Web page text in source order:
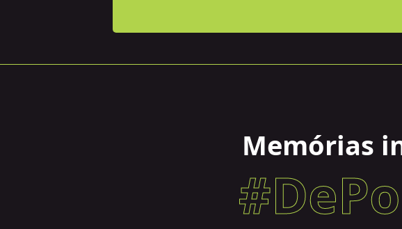
Memórias